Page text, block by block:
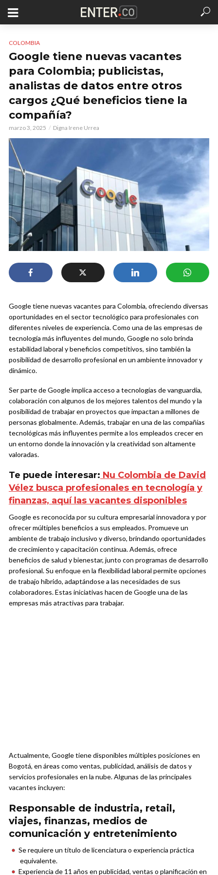
COLOMBIA
Google tiene nuevas vacantes
para Colombia; publicistas,
analistas de datos entre otros
cargos ¿Qué beneficios tiene la
compañía?
marzo 3, 2025 Digna Irene Urrea
Google tiene nuevas vacantes para Colombia, ofreciendo diversas
oportunidades en el sector tecnológico para profesionales con
diferentes niveles de experiencia. Como una de las empresas de
tecnología más influyentes del mundo, Google no solo brinda
estabilidad laboral y beneficios competitivos, sino también la
posibilidad de desarrollo profesional en un ambiente innovador y
dinámico.
Ser parte de Google implica acceso a tecnologías de vanguardia,
colaboración con algunos de los mejores talentos del mundo y la
posibilidad de trabajar en proyectos que impactan a millones de
personas globalmente. Además, trabajar en una de las compañías
tecnológicas más influyentes permite a los empleados crecer en
un entorno donde la innovación y la creatividad son altamente
valoradas.
Te puede interesar: Nu Colombia de David
Vélez busca profesionales en tecnología y
finanzas, aquí las vacantes disponibles
Google es reconocida por su cultura empresarial innovadora y por
ofrecer múltiples beneficios a sus empleados. Promueve un
ambiente de trabajo inclusivo y diverso, brindando oportunidades
de crecimiento y capacitación continua. Además, ofrece
beneficios de salud y bienestar, junto con programas de desarrollo
profesional. Su enfoque en la flexibilidad laboral permite opciones
de trabajo híbrido, adaptándose a las necesidades de sus
colaboradores. Estas iniciativas hacen de Google una de las
empresas más atractivas para trabajar.
Actualmente, Google tiene disponibles múltiples posiciones en
Bogotá, en áreas como ventas, publicidad, análisis de datos y
servicios profesionales en la nube. Algunas de las principales
vacantes incluyen:
Responsable de industria, retail,
viajes, finanzas, medios de
comunicación y entretenimiento
Se requiere un título de licenciatura o experiencia práctica
equivalente.
Experiencia de 11 años en publicidad, ventas o planificación en